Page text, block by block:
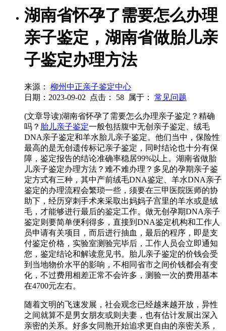
湖南省怀孕了需要怎么办理
亲子鉴定，湖南省做胎儿亲
子鉴定办理方法
来源：
柳州中正亲子鉴定中心
日期：2023-09-02
点击： 58 属于： 常见问题
(文章导读)湖南省怀孕了需要怎么办理亲子鉴定？精确
吗？ 胎儿亲子鉴定一般包括腹中无创亲子鉴定、绒毛
DNA亲子鉴定和羊水胎儿亲子鉴定。他们当中，保险性
最高的是无创遗传标记亲子鉴定，同时结论也十分有保
障，鉴定报告的结论准确率稳居99%以上。湖南省做胎
儿亲子鉴定办理方法？难不难办理？多见的孕期亲子鉴
定方式有三种，其中产前绒毛DNA鉴定、羊水DNA亲子
鉴定的办理流程会繁琐一些，须要在三甲医院医师的协
助下，经历穿刺手术来采取出妈妈子宫里的羊水或是绒
毛，才能够进行最后的鉴定工作。做无创孕期DNA亲子
鉴定则要简单便利得多，直接到DNA鉴定机构和工作人
员申请有关项目，而后进行抽血，最后的程序，即是支
付鉴定价格，实验室测验完毕后，工作人员会立即通知
您，鉴定结论和解读意见书。胎儿亲子鉴定的价钱会受
到当地物价水平的影响，不相同省市之间价钱都会有变
化，不过费用相差正常不会许多，测验一次的费用基本
在4700元左右。
随着文明的飞速发展，社会观念已经越来越开放，异性
之间就算不是男女朋友或则夫妻，也有估计发展出深入
亲密的关系。好多女同胞开始追求更自由的亲密关系，